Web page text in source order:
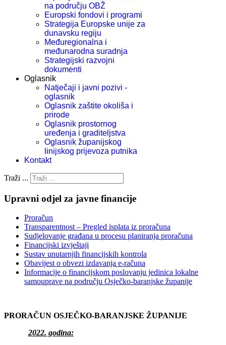
na području OBŽ
Europski fondovi i programi
Strategija Europske unije za
dunavsku regiju
Međuregionalna i
međunarodna suradnja
Strategijski razvojni
dokumenti
Oglasnik
Natječaji i javni pozivi -
oglasnik
Oglasnik zaštite okoliša i
prirode
Oglasnik prostornog
uređenja i graditeljstva
Oglasnik županijskog
linijskog prijevoza putnika
Kontakt
Traži ...
Upravni odjel za javne financije
Proračun
Transparentnost – Pregled isplata iz proračuna
Sudjelovanje građana u procesu planiranja proračuna
Financijski izvještaji
Sustav unutarnjih financijskih kontrola
Obavijest o obvezi izdavanja e-računa
Informacije o financijskom poslovanju jedinica lokalne
samouprave na području Osječko-baranjske županije
PRORAČUN OSJEČKO-BARANJSKE ŽUPANIJE
2022. godina: